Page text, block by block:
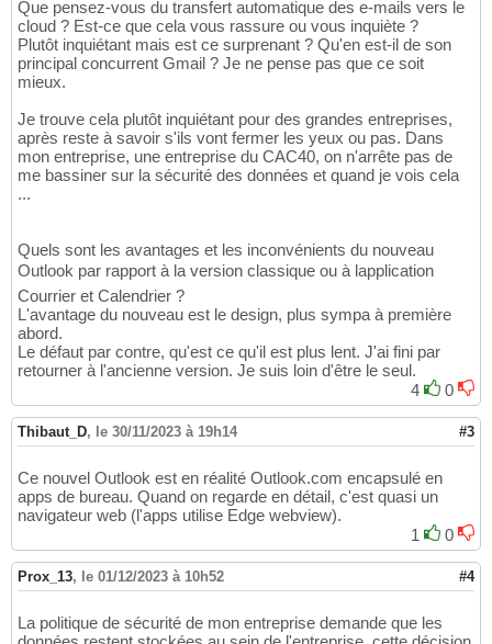
Que pensez-vous du transfert automatique des e-mails vers le
cloud ? Est-ce que cela vous rassure ou vous inquiète ?
Plutôt inquiétant mais est ce surprenant ? Qu'en est-il de son
principal concurrent Gmail ? Je ne pense pas que ce soit
mieux.
Je trouve cela plutôt inquiétant pour des grandes entreprises,
après reste à savoir s'ils vont fermer les yeux ou pas. Dans
mon entreprise, une entreprise du CAC40, on n'arrête pas de
me bassiner sur la sécurité des données et quand je vois cela
...
Quels sont les avantages et les inconvénients du nouveau
Outlook par rapport à la version classique ou à lapplication
Courrier et Calendrier ?
L'avantage du nouveau est le design, plus sympa à première
abord.
Le défaut par contre, qu'est ce qu'il est plus lent. J'ai fini par
retourner à l'ancienne version. Je suis loin d'être le seul.
4
0
Thibaut_D, le 30/11/2023 à 19h14 #3
Ce nouvel Outlook est en réalité Outlook.com encapsulé en
apps de bureau. Quand on regarde en détail, c'est quasi un
navigateur web (l'apps utilise Edge webview).
1
0
Prox_13, le 01/12/2023 à 10h52 #4
La politique de sécurité de mon entreprise demande que les